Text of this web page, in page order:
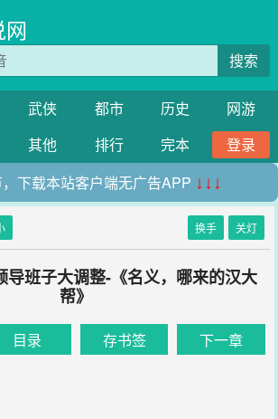
搜索
武侠 都市 历史
网游
其他 排行 完本
登录
下载本站客户端无广告APP ↓↓↓
换手 关灯
导班子大调整-《名义，哪来的汉大
帮》
目录 存书签 下一章